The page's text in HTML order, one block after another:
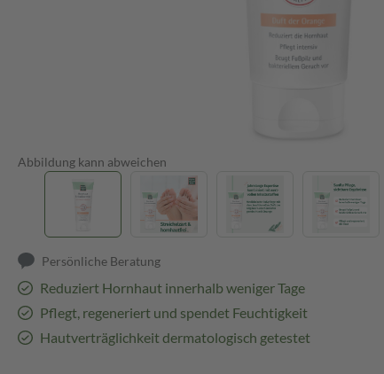
Abbildung kann abweichen
Persönliche Beratung
Reduziert Hornhaut innerhalb weniger Tage
Pflegt, regeneriert und spendet Feuchtigkeit
Hautverträglichkeit dermatologisch getestet